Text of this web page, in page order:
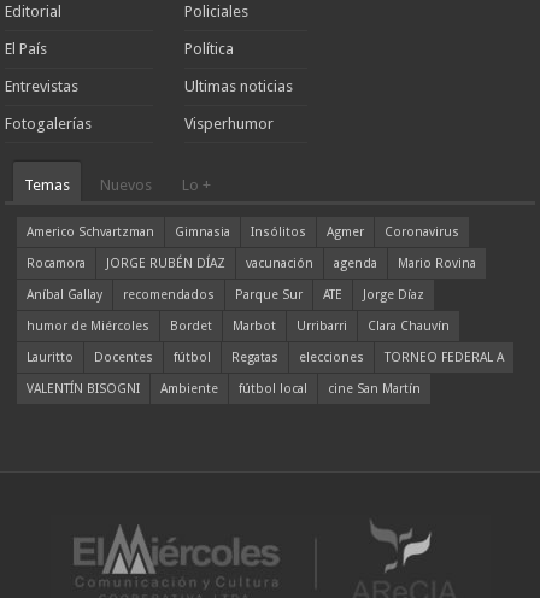
Editorial
El País
Entrevistas
Fotogalerías
Policiales
Política
Ultimas noticias
Visperhumor
Temas Nuevos Lo +
Americo Schvartzman Gimnasia Insólitos Agmer
Coronavirus
Rocamora
JORGE RUBÉN DÍAZ vacunación agenda
Mario Rovina
Aníbal Gallay
recomendados Parque Sur ATE
Jorge Díaz
humor de Miércoles
Bordet Marbot Urribarri
Clara Chauvín
Lauritto
Docentes fútbol Regatas elecciones
TORNEO FEDERAL A
VALENTÍN BISOGNI
Ambiente fútbol local cine San Martín